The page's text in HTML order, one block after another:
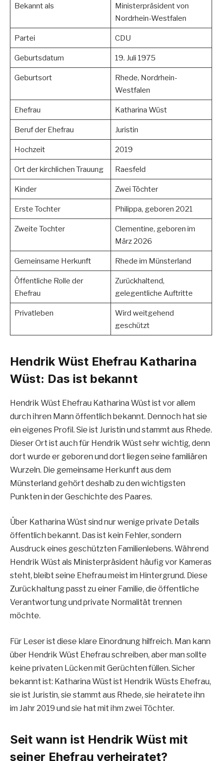
Bekannt als
Ministerpräsident von
Nordrhein-Westfalen
Partei CDU
Geburtsdatum 19. Juli 1975
Geburtsort
Rhede, Nordrhein-
Westfalen
Ehefrau Katharina Wüst
Beruf der Ehefrau Juristin
Hochzeit 2019
Ort der kirchlichen Trauung Raesfeld
Kinder Zwei Töchter
Erste Tochter Philippa, geboren 2021
Zweite Tochter
Clementine, geboren im
März 2026
Gemeinsame Herkunft Rhede im Münsterland
Öffentliche Rolle der
Ehefrau
Zurückhaltend,
gelegentliche Auftritte
Privatleben
Wird weitgehend
geschützt
Hendrik Wüst Ehefrau Katharina
Wüst: Das ist bekannt
Hendrik Wüst Ehefrau Katharina Wüst ist vor allem
durch ihren Mann öffentlich bekannt. Dennoch hat sie
ein eigenes Profil. Sie ist Juristin und stammt aus Rhede.
Dieser Ort ist auch für Hendrik Wüst sehr wichtig, denn
dort wurde er geboren und dort liegen seine familiären
Wurzeln. Die gemeinsame Herkunft aus dem
Münsterland gehört deshalb zu den wichtigsten
Punkten in der Geschichte des Paares.
Über Katharina Wüst sind nur wenige private Details
öffentlich bekannt. Das ist kein Fehler, sondern
Ausdruck eines geschützten Familienlebens. Während
Hendrik Wüst als Ministerpräsident häufig vor Kameras
steht, bleibt seine Ehefrau meist im Hintergrund. Diese
Zurückhaltung passt zu einer Familie, die öffentliche
Verantwortung und private Normalität trennen
möchte.
Für Leser ist diese klare Einordnung hilfreich. Man kann
über Hendrik Wüst Ehefrau schreiben, aber man sollte
keine privaten Lücken mit Gerüchten füllen. Sicher
bekannt ist: Katharina Wüst ist Hendrik Wüsts Ehefrau,
sie ist Juristin, sie stammt aus Rhede, sie heiratete ihn
im Jahr 2019 und sie hat mit ihm zwei Töchter.
Seit wann ist Hendrik Wüst mit
seiner Ehefrau verheiratet?